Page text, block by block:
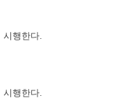
시행한다.
시행한다.